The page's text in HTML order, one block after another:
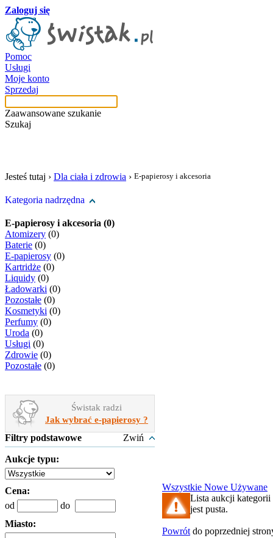
Zaloguj się
Pomoc
Usługi
Moje konto
Sprzedaj
Zaawansowane szukanie
Szukaj
Jesteś tutaj › Dla ciała i zdrowia › E-papierosy i akcesoria
Kategoria nadrzędna
E-papierosy i akcesoria (0)
Atomizery (0)
Baterie (0)
E-papierosy (0)
Kartridże (0)
Liquidy (0)
Ładowarki (0)
Pozostałe (0)
Kosmetyki (0)
Perfumy (0)
Uroda (0)
Usługi (0)
Zdrowie (0)
Pozostałe (0)
Świstak radzi
Jak wybrać e-papierosy ?
Filtry podstawowe Zwiń
Aukcje typu:
Cena:
od
do
Miasto:
Wszystkie Nowe Używane
Lista aukcji kategorii
jest pusta.
Powrót do poprzedniej